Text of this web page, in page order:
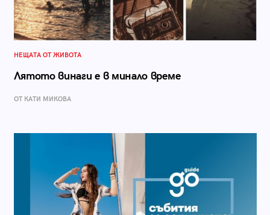
НЕЩАТА ОТ ЖИВОТА
Лятото винаги е в минало време
ОТ КАТИ МИКОВА